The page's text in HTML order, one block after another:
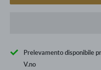
Prelevamento disponibile
V.no